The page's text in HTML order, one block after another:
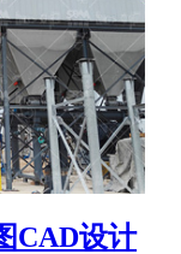
CAD设计